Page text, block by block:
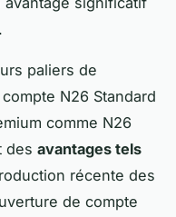
paliers de
N26 Standard
comme N26
des avantages tels
récente des
de compte